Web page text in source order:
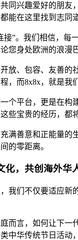
同兴趣爱好的朋友
能在这里找到志同
接”。我们相信，
您身处欧洲的浪漫
放、包容、友善的
，而8x8x，就是我
个平台，更是在构
些宝贵的经历，都
满善意和正能量的
的零距离。
化，共创海外华
我们不仅要适应新
而言，如何让下一
中华传统节日活动